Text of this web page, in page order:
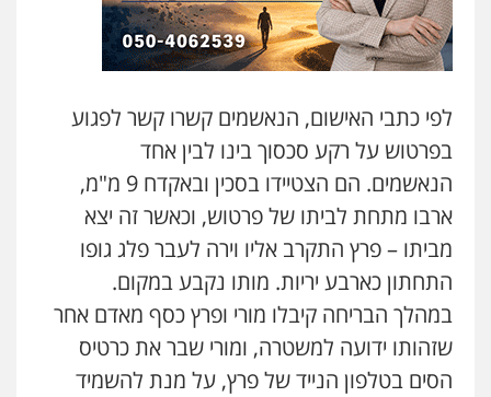
סלימאן אבו שעירה – משרד עורכי דין
פלילי בטחוני צבאי נזיקין
עו"ד אסף גונן
פלילי פשע חמור תעבורה צבא מעצרים
וחקירות
0542255161
גל דהן – משרד עורך דין פלילי
פלילי פשיעה חמורה סמים מעצרים
וחקירות
0544723840
לפי כתבי האישום, הנאשמים קשרו קשר לפגוע
בפרטוש על רקע סכסוך בינו לבין אחד
הנאשמים. הם הצטיידו בסכין ובאקדח 9 מ"מ,
ארבו מתחת לביתו של פרטוש, וכאשר זה יצא
מביתו – פרץ התקרב אליו וירה לעבר פלג גופו
התחתון כארבע יריות. מותו נקבע במקום.
במהלך הבריחה קיבלו מורי ופרץ כסף מאדם אחר
שזהותו ידועה למשטרה, ומורי שבר את כרטיס
הסים בטלפון הנייד של פרץ, על מנת להשמיד